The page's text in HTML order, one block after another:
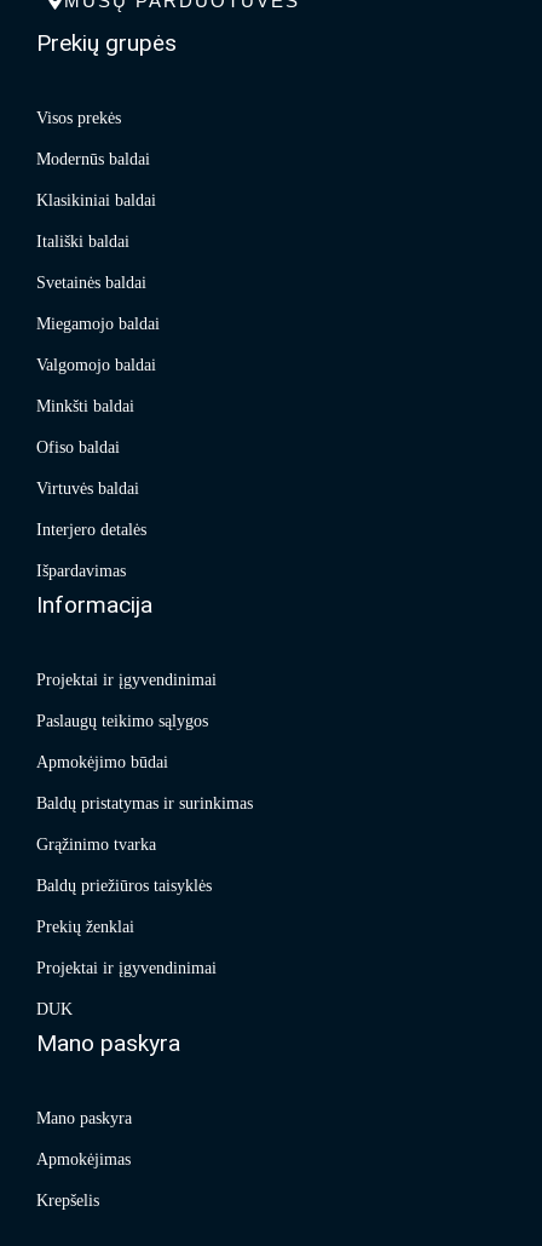
Prekių grupės
Visos prekės
Modernūs baldai
Klasikiniai baldai
Itališki baldai
Svetainės baldai
Miegamojo baldai
Valgomojo baldai
Minkšti baldai
Ofiso baldai
Virtuvės baldai
Interjero detalės
Išpardavimas
Informacija
Projektai ir įgyvendinimai
Paslaugų teikimo sąlygos
Apmokėjimo būdai
Baldų pristatymas ir surinkimas
Grąžinimo tvarka
Baldų priežiūros taisyklės
Prekių ženklai
Projektai ir įgyvendinimai
DUK
Mano paskyra
Mano paskyra
Apmokėjimas
Krepšelis